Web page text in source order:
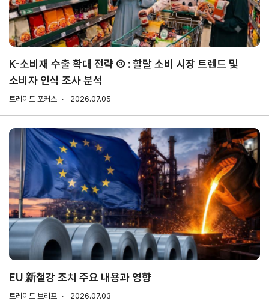
전문가
채용
협회소개
홈 회장
인사말
역대회장
연혁
조직
소개
사업
경영
공시
의사결정기구
정관
출자법인
무역센터
현황
윤리
경영
무역센터
윤리헌장
협회윤리강령
안전
보건
경영
경영방침
채용
인재상
채용절차
직원채용FAQ
찾아
오시
는 길
K-소비재 수출 확대 전략 ③ : 할랄 소비 시장 트렌드 및
소비자 인식 조사 분석
트레이드 포커스 2026.07.05
EU 新철강 조치 주요 내용과 영향
트레이드 브리프 2026.07.03